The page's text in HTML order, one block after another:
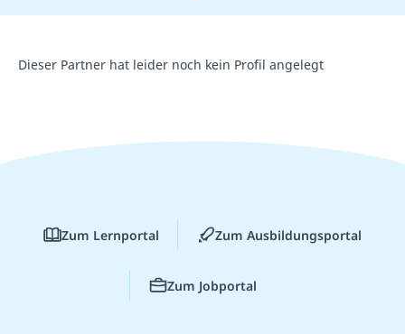
Dieser Partner hat leider noch kein Profil angelegt
Zum Lernportal Zum Ausbildungsportal
Zum Jobportal